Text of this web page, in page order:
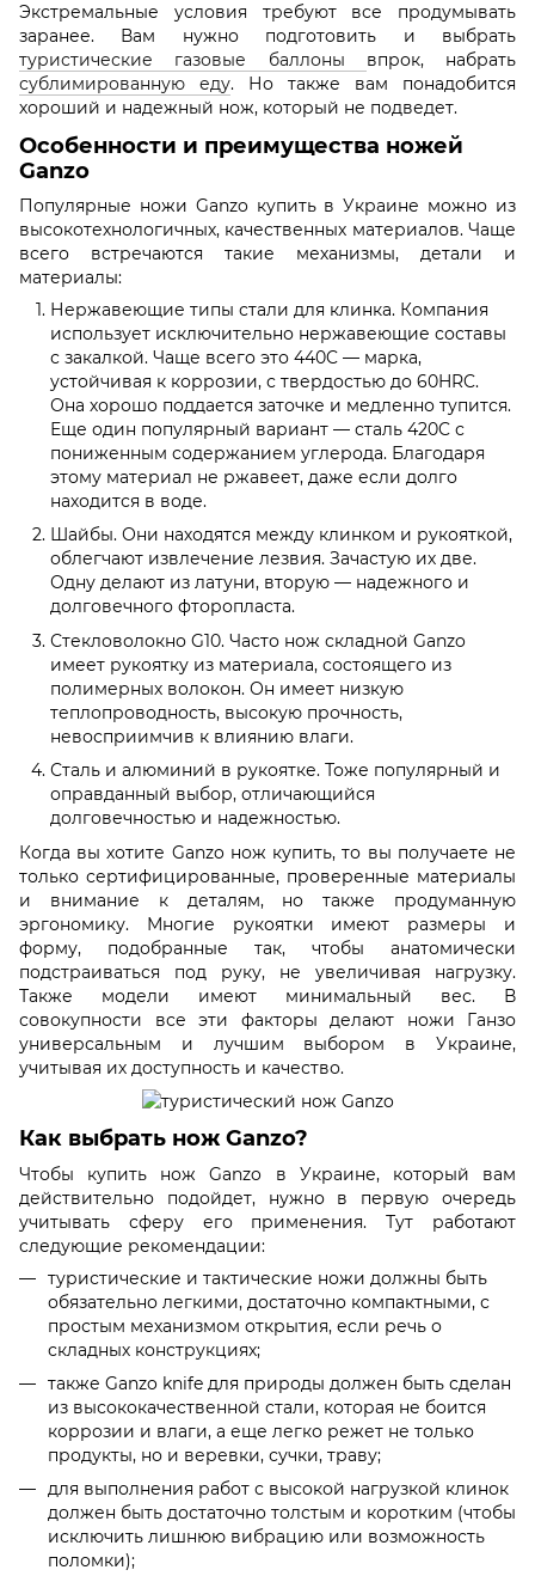
Экстремальные условия требуют все продумывать
заранее. Вам нужно подготовить и выбрать
туристические газовые баллоны впрок, набрать
сублимированную еду. Но также вам понадобится
хороший и надежный нож, который не подведет.
Особенности и преимущества ножей
Ganzo
Популярные ножи Ganzo купить в Украине можно из
высокотехнологичных, качественных материалов. Чаще
всего встречаются такие механизмы, детали и
материалы:
Нержавеющие типы стали для клинка. Компания
использует исключительно нержавеющие составы
с закалкой. Чаще всего это 440C — марка,
устойчивая к коррозии, с твердостью до 60HRC.
Она хорошо поддается заточке и медленно тупится.
Еще один популярный вариант — сталь 420C с
пониженным содержанием углерода. Благодаря
этому материал не ржавеет, даже если долго
находится в воде.
Шайбы. Они находятся между клинком и рукояткой,
облегчают извлечение лезвия. Зачастую их две.
Одну делают из латуни, вторую — надежного и
долговечного фторопласта.
Стекловолокно G10. Часто нож складной Ganzo
имеет рукоятку из материала, состоящего из
полимерных волокон. Он имеет низкую
теплопроводность, высокую прочность,
невосприимчив к влиянию влаги.
Сталь и алюминий в рукоятке. Тоже популярный и
оправданный выбор, отличающийся
долговечностью и надежностью.
Когда вы хотите Ganzo нож купить, то вы получаете не
только сертифицированные, проверенные материалы
и внимание к деталям, но также продуманную
эргономику. Многие рукоятки имеют размеры и
форму, подобранные так, чтобы анатомически
подстраиваться под руку, не увеличивая нагрузку.
Также модели имеют минимальный вес. В
совокупности все эти факторы делают ножи Ганзо
универсальным и лучшим выбором в Украине,
учитывая их доступность и качество.
Как выбрать нож Ganzo?
Чтобы купить нож Ganzo в Украине, который вам
действительно подойдет, нужно в первую очередь
учитывать сферу его применения. Тут работают
следующие рекомендации:
туристические и тактические ножи должны быть
обязательно легкими, достаточно компактными, с
простым механизмом открытия, если речь о
складных конструкциях;
также Ganzo knife для природы должен быть сделан
из высококачественной стали, которая не боится
коррозии и влаги, а еще легко режет не только
продукты, но и веревки, сучки, траву;
для выполнения работ с высокой нагрузкой клинок
должен быть достаточно толстым и коротким (чтобы
исключить лишнюю вибрацию или возможность
поломки);